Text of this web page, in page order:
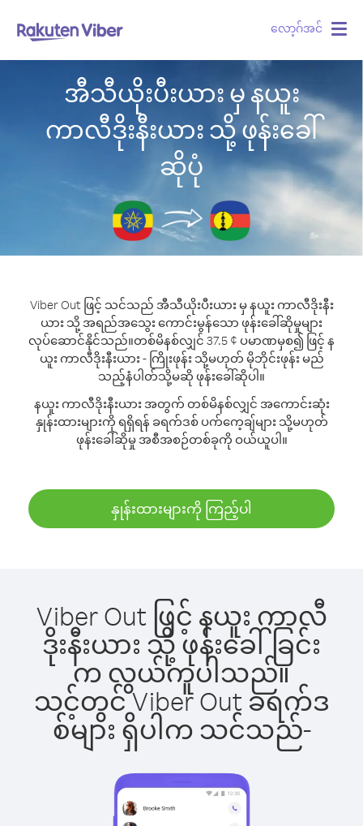
လော့ဂ်အင်
အီသီယိုးပီးယား မှ နယူး
ကာလီဒိုးနီးယား သို့ ဖုန်းခေါ်
ဆိုပုံ
Viber Out ဖြင့် သင်သည် အီသီယိုးပီးယား မှ နယူး ကာလီဒိုးနီး
ယား သို့ အရည်အသွေး ကောင်းမွန်သော ဖုန်းခေါ်ဆိုမှုများ
လုပ်ဆောင်နိုင်သည်။တစ်မိနစ်လျှင် 37.5 ¢ ပမာဏမှစ၍ ဖြင့် န
ယူး ကာလီဒိုးနီးယား - ကြိုးဖုန်း သို့မဟုတ် မိုဘိုင်းဖုန်း မည်
သည့်နံပါတ်သို့မဆို ဖုန်းခေါ်ဆိုပါ။
နယူး ကာလီဒိုးနီးယား အတွက် တစ်မိနစ်လျှင် အကောင်းဆုံး
နှုန်းထားများကို ရရှိရန် ခရက်ဒစ် ပက်ကေ့ချ်များ သို့မဟုတ်
ဖုန်းခေါ်ဆိုမှု အစီအစဉ်တစ်ခုကို ဝယ်ယူပါ။
နှုန်းထားများကို ကြည့်ပါ
Viber Out ဖြင့် နယူး ကာလီ
ဒိုးနီးယား သို့ ဖုန်းခေါ်ခြင်း
က လွယ်ကူပါသည်။
သင့်တွင် Viber Out ခရက်ဒ
စ်များ ရှိပါက သင်သည်-